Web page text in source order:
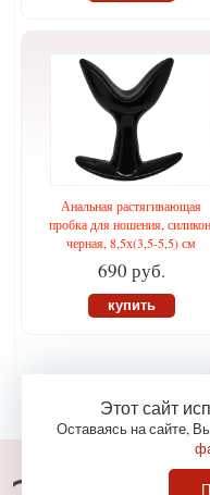
Анальная растягивающая
пробка для ношения,
черная, 8,5х(3,5-5,5) см
690 руб.
купить
Этот сайт
Оставаясь на сайте,